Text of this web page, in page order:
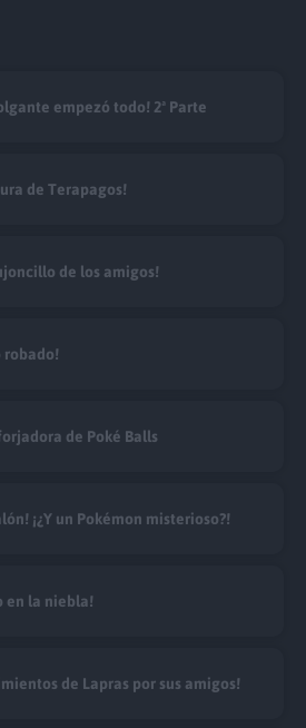
empezó todo! 2ª Parte
de Terapagos!
de los amigos!
robado!
de Poké Balls
¡¿Y un Pokémon misterioso?!
en la niebla!
de Lapras por sus amigos!